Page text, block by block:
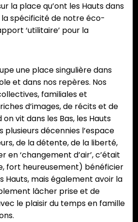
la place qu’ont les Hauts dans
la spécificité de notre éco-
‘utilitaire’ pour la
une place singulière dans
et dans nos repères. Nos
familiales et
d’images, de récits et de
vit dans les Bas, les Hauts
décennies l’espace
de la détente, de la liberté,
en ‘changement d’air’, c’était
fort heureusement) bénéficier
Hauts, mais également avoir la
lâcher prise et de
le plaisir du temps en famille